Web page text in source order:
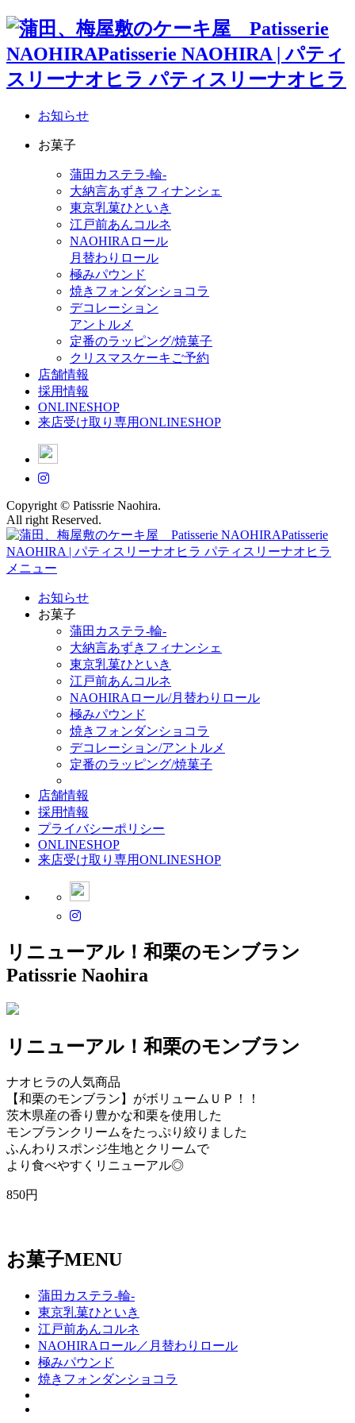
お知らせ
お菓子
蒲田カステラ-輪-
大納言あずきフィナンシェ
東京乳菓ひといき
江戸前あんコルネ
NAOHIRAロール
月替わりロール
極みパウンド
焼きフォンダンショコラ
デコレーション
アントルメ
定番のラッピング/焼菓子
クリスマスケーキご予約
店舗情報
採用情報
ONLINESHOP
来店受け取り専用ONLINESHOP
Copyright © Patissrie Naohira.
All right Reserved.
メニュー
お知らせ
お菓子
蒲田カステラ-輪-
大納言あずきフィナンシェ
東京乳菓ひといき
江戸前あんコルネ
NAOHIRAロール/月替わりロール
極みパウンド
焼きフォンダンショコラ
デコレーション/アントルメ
定番のラッピング/焼菓子
店舗情報
採用情報
プライバシーポリシー
ONLINESHOP
来店受け取り専用ONLINESHOP
リニューアル！和栗のモンブラン
Patissrie Naohira
リニューアル！和栗のモンブラン
ナオヒラの人気商品
【和栗のモンブラン】がボリュームＵＰ！！
茨木県産の香り豊かな和栗を使用した
モンブランクリームをたっぷり絞りました
ふんわりスポンジ生地とクリームで
より食べやすくリニューアル◎
850円
お菓子MENU
蒲田カステラ-輪-
東京乳菓ひといき
江戸前あんコルネ
NAOHIRAロール／月替わりロール
極みパウンド
焼きフォンダンショコラ